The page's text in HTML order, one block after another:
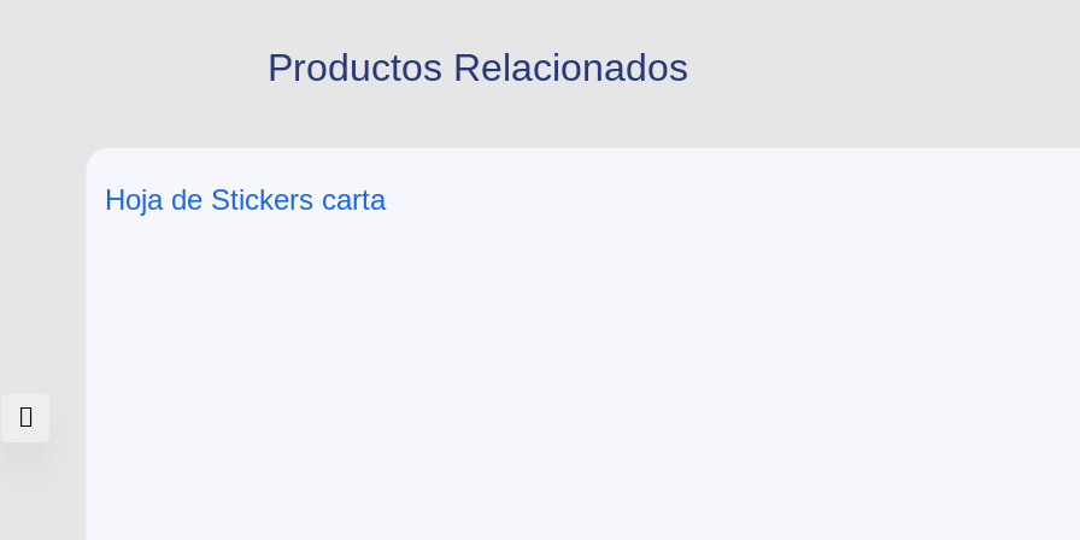
Productos Relacionados
Hoja de Stickers carta